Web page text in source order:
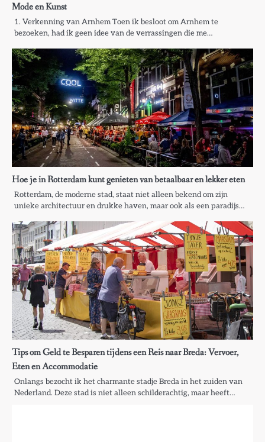
Mode en Kunst
1. Verkenning van Arnhem Toen ik besloot om Arnhem te
bezoeken, had ik geen idee van de verrassingen die me…
Hoe je in Rotterdam kunt genieten van betaalbaar en lekker eten
Rotterdam, de moderne stad, staat niet alleen bekend om zijn
unieke architectuur en drukke haven, maar ook als een paradijs…
Tips om Geld te Besparen tijdens een Reis naar Breda: Vervoer,
Eten en Accommodatie
Onlangs bezocht ik het charmante stadje Breda in het zuiden van
Nederland. Deze stad is niet alleen schilderachtig, maar heeft…